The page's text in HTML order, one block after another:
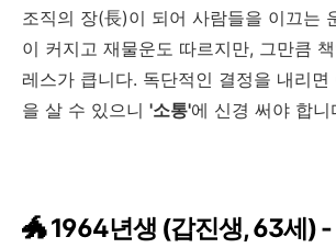
조직의 장(長)이 되어 사람들을 이끄는
이 커지고 재물운도 따르지만, 그만큼
레스가 큽니다. 독단적인 결정을 내리
을 살 수 있으니 '소통'에 신경 써야 합니
🐲 1964년생 (갑진생, 63세) -